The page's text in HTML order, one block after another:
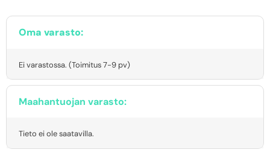
Oma varasto:
Ei varastossa. (Toimitus 7-9 pv)
Maahantuojan varasto:
Tieto ei ole saatavilla.